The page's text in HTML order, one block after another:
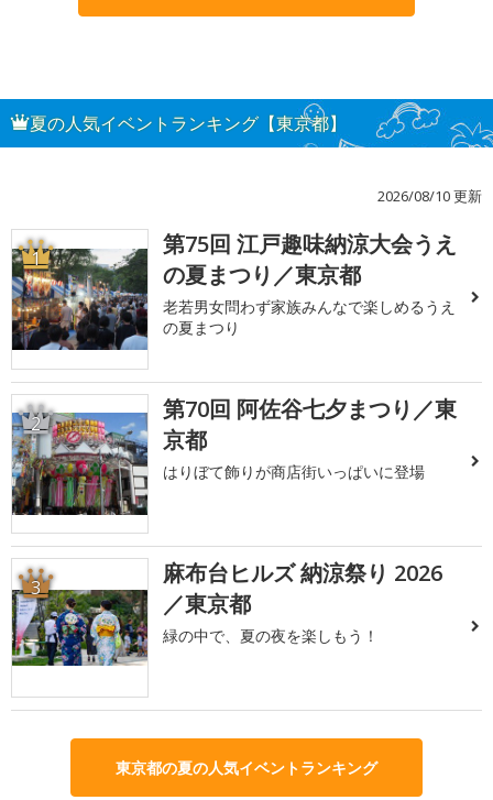
夏の人気イベントランキング【東京都】
2026/08/10 更新
1
第75回 江戸趣味納涼大会うえ
の夏まつり／東京都
老若男女問わず家族みんなで楽しめるうえ
の夏まつり
2
第70回 阿佐谷七夕まつり／東
京都
はりぼて飾りが商店街いっぱいに登場
3
麻布台ヒルズ 納涼祭り 2026
／東京都
緑の中で、夏の夜を楽しもう！
東京都の夏の人気イベントランキング